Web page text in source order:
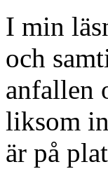
I min
och
anfallen
liksom
är på